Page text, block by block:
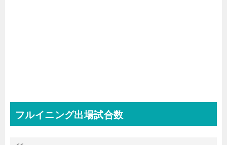
フルイニング出場試合数